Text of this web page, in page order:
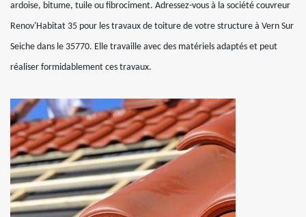
ardoise, bitume, tuile ou fibrociment. Adressez-vous à la société couvreur
Renov'Habitat 35 pour les travaux de toiture de votre structure à Vern Sur
Seiche dans le 35770. Elle travaille avec des matériels adaptés et peut
réaliser formidablement ces travaux.